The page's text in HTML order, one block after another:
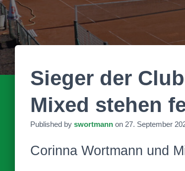
Sieger der
Mixed stehen
Published by swortmannon 27. September
Corinna Wortmann und